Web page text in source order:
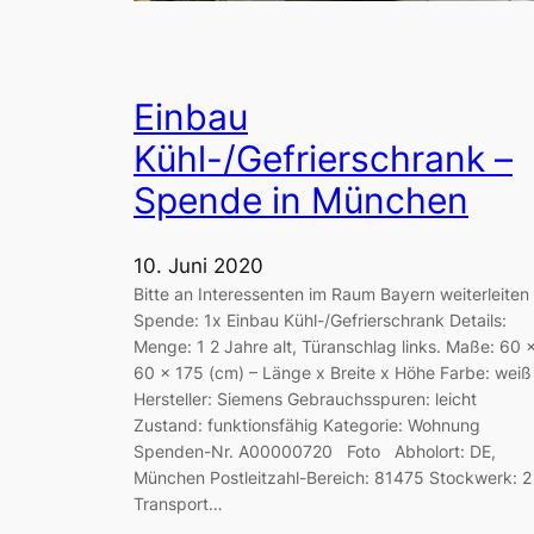
Einbau
Kühl-/Gefrierschrank –
Spende in München
10. Juni 2020
Bitte an Interessenten im Raum Bayern weiterleiten
Spende: 1x Einbau Kühl-/Gefrierschrank Details:
Menge: 1 2 Jahre alt, Türanschlag links. Maße: 60
60 x 175 (cm) – Länge x Breite x Höhe Farbe: weiß
Hersteller: Siemens Gebrauchsspuren: leicht
Zustand: funktionsfähig Kategorie: Wohnung
Spenden-Nr. A00000720 Foto Abholort: DE,
München Postleitzahl-Bereich: 81475 Stockwerk: 2
Transport…